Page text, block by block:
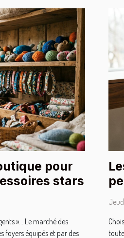
pour
stars
»… Le marché des
foyers équipés et par des